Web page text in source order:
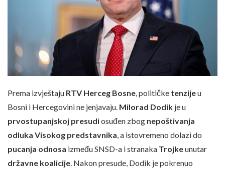
Prema izvještaju RTV Herceg Bosne , političke tenzijeu
Bosni i Hercegovini ne jenjavaju. Milorad Dodik je u
prvostupanjskoj presudiosuđen zbog nepoštivanja
odluka Visokog predstavnika , a istovremeno dolazi do
pucanja odnosa između SNSD-a i stranaka Trojkeunutar
državne koalicije . Nakon presude, Dodik je pokrenuo